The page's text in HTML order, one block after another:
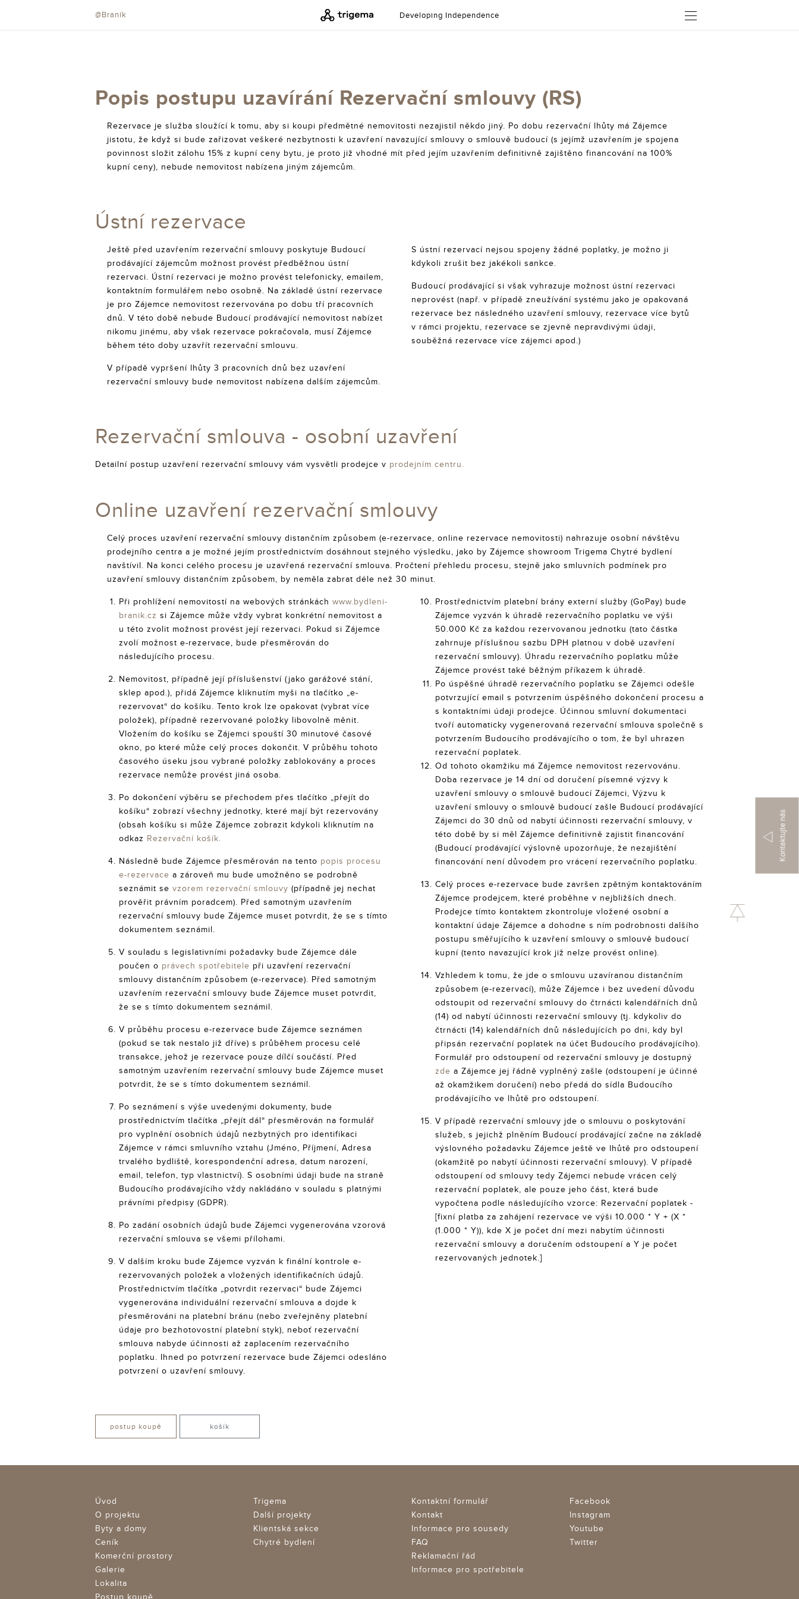
@Braník Developing Independence OTEVŘÍT
Kontaktujte nás
Popis postupu uzavírání Rezervační smlouvy (RS)
Rezervace je služba sloužící k tomu, aby si koupi předmětné nemovitosti nezajistil někdo jiný. Po dobu rezervační lhůty má Zájemce
jistotu, že když si bude zařizovat veškeré nezbytnosti k uzavření navazující smlouvy o smlouvě budoucí (s jejímž uzavřením je spojena
povinnost složit zálohu 15% z kupní ceny bytu, je proto již vhodné mít před jejím uzavřením definitivně zajištěno financování na 100%
kupní ceny), nebude nemovitost nabízena jiným zájemcům.
Ústní rezervace
Ještě před uzavřením rezervační smlouvy poskytuje Budoucí
prodávající zájemcům možnost provést předběžnou ústní
rezervaci. Ústní rezervaci je možno provést telefonicky, emailem,
kontaktním formulářem nebo osobně. Na základě ústní rezervace
je pro Zájemce nemovitost rezervována po dobu tří pracovních
dnů. V této době nebude Budoucí prodávající nemovitost nabízet
nikomu jinému, aby však rezervace pokračovala, musí Zájemce
během této doby uzavřít rezervační smlouvu.
V případě vypršení lhůty 3 pracovních dnů bez uzavření
rezervační smlouvy bude nemovitost nabízena dalším zájemcům.
S ústní rezervací nejsou spojeny žádné poplatky, je možno ji
kdykoli zrušit bez jakékoli sankce.
Budoucí prodávající si však vyhrazuje možnost ústní rezervaci
neprovést (např. v případě zneužívání systému jako je opakovaná
rezervace bez následného uzavření smlouvy, rezervace více bytů
v rámci projektu, rezervace se zjevně nepravdivými údaji,
souběžná rezervace více zájemci apod.)
Rezervační smlouva - osobní uzavření
Detailní postup uzavření rezervační smlouvy vám vysvětli prodejce v prodejním centru.
Online uzavření rezervační smlouvy
Celý proces uzavření rezervační smlouvy distančním způsobem (e-rezervace, online rezervace nemovitosti) nahrazuje osobní návštěvu
prodejního centra a je možné jejím prostřednictvím dosáhnout stejného výsledku, jako by Zájemce showroom Trigema Chytré bydlení
navštívil. Na konci celého procesu je uzavřená rezervační smlouva. Pročtení přehledu procesu, stejně jako smluvních podmínek pro
uzavření smlouvy distančním způsobem, by neměla zabrat déle než 30 minut.
Při prohlížení nemovitostí na webových stránkách www.bydleni-
branik.cz si Zájemce může vždy vybrat konkrétní nemovitost a
u této zvolit možnost provést její rezervaci. Pokud si Zájemce
zvolí možnost e-rezervace, bude přesměrován do
následujícího procesu.
Nemovitost, případně její příslušenství (jako garážové stání,
sklep apod.), přidá Zájemce kliknutím myši na tlačítko „e-
rezervovat“ do košíku. Tento krok lze opakovat (vybrat více
položek), případně rezervované položky libovolně měnit.
Vložením do košíku se Zájemci spouští 30 minutové časové
okno, po které může celý proces dokončit. V průběhu tohoto
časového úseku jsou vybrané položky zablokovány a proces
rezervace nemůže provést jiná osoba.
Po dokončení výběru se přechodem přes tlačítko „přejít do
košíku“ zobrazí všechny jednotky, které mají být rezervovány
(obsah košíku si může Zájemce zobrazit kdykoli kliknutím na
odkaz Rezervační košík.
Následně bude Zájemce přesměrován na tento popis procesu
e-rezervace a zároveň mu bude umožněno se podrobně
seznámit se vzorem rezervační smlouvy (případně jej nechat
prověřit právním poradcem). Před samotným uzavřením
rezervační smlouvy bude Zájemce muset potvrdit, že se s tímto
dokumentem seznámil.
V souladu s legislativními požadavky bude Zájemce dále
poučen o právech spotřebitele při uzavření rezervační
smlouvy distančním způsobem (e-rezervace). Před samotným
uzavřením rezervační smlouvy bude Zájemce muset potvrdit,
že se s tímto dokumentem seznámil.
V průběhu procesu e-rezervace bude Zájemce seznámen
(pokud se tak nestalo již dříve) s průběhem procesu celé
transakce, jehož je rezervace pouze dílčí součástí. Před
samotným uzavřením rezervační smlouvy bude Zájemce muset
potvrdit, že se s tímto dokumentem seznámil.
Po seznámení s výše uvedenými dokumenty, bude
prostřednictvím tlačítka „přejít dál“ přesměrován na formulář
pro vyplnění osobních údajů nezbytných pro identifikaci
Zájemce v rámci smluvního vztahu (Jméno, Příjmení, Adresa
trvalého bydliště, korespondenční adresa, datum narození,
email, telefon, typ vlastnictví). S osobními údaji bude na straně
Budoucího prodávajícího vždy nakládáno v souladu s platnými
právními předpisy (GDPR).
Po zadání osobních údajů bude Zájemci vygenerována vzorová
rezervační smlouva se všemi přílohami.
V dalším kroku bude Zájemce vyzván k finální kontrole e-
rezervovaných položek a vložených identifikačních údajů.
Prostřednictvím tlačítka „potvrdit rezervaci“ bude Zájemci
vygenerována individuální rezervační smlouva a dojde k
přesměrováni na platební bránu (nebo zveřejněny platební
údaje pro bezhotovostní platební styk), neboť rezervační
smlouva nabyde účinnosti až zaplacením rezervačního
poplatku. Ihned po potvrzení rezervace bude Zájemci odesláno
potvrzení o uzavření smlouvy.
Prostřednictvím platební brány externí služby (GoPay) bude
Zájemce vyzván k úhradě rezervačního poplatku ve výši
50.000 Kč za každou rezervovanou jednotku (tato částka
zahrnuje příslušnou sazbu DPH platnou v době uzavření
rezervační smlouvy). Úhradu rezervačního poplatku může
Zájemce provést také běžným příkazem k úhradě.
Po úspěšné úhradě rezervačního poplatku se Zájemci odešle
potvrzující email s potvrzením úspěšného dokončení procesu a
s kontaktními údaji prodejce. Účinnou smluvní dokumentaci
tvoří automaticky vygenerovaná rezervační smlouva společně s
potvrzením Budoucího prodávajícího o tom, že byl uhrazen
rezervační poplatek.
Od tohoto okamžiku má Zájemce nemovitost rezervovánu.
Doba rezervace je 14 dní od doručení písemné výzvy k
uzavření smlouvy o smlouvě budoucí Zájemci, Výzvu k
uzavření smlouvy o smlouvě budoucí zašle Budoucí prodávající
Zájemci do 30 dnů od nabytí účinnosti rezervační smlouvy, v
této době by si měl Zájemce definitivně zajistit financování
(Budoucí prodávající výslovně upozorňuje, že nezajištění
financování není důvodem pro vrácení rezervačního poplatku.
Celý proces e-rezervace bude završen zpětným kontaktováním
Zájemce prodejcem, které proběhne v nejbližších dnech.
Prodejce tímto kontaktem zkontroluje vložené osobní a
kontaktní údaje Zájemce a dohodne s ním podrobnosti dalšího
postupu směřujícího k uzavření smlouvy o smlouvě budoucí
kupní (tento navazující krok již nelze provést online).
Vzhledem k tomu, že jde o smlouvu uzavíranou distančním
způsobem (e-rezervací), může Zájemce i bez uvedení důvodu
odstoupit od rezervační smlouvy do čtrnácti kalendářních dnů
(14) od nabytí účinnosti rezervační smlouvy (tj. kdykoliv do
čtrnácti (14) kalendářních dnů následujících po dni, kdy byl
připsán rezervační poplatek na účet Budoucího prodávajícího).
Formulář pro odstoupení od rezervační smlouvy je dostupný
zde a Zájemce jej řádně vyplněný zašle (odstoupení je účinné
až okamžikem doručení) nebo předá do sídla Budoucího
prodávajícího ve lhůtě pro odstoupení.
V případě rezervační smlouvy jde o smlouvu o poskytování
služeb, s jejichž plněním Budoucí prodávající začne na základě
výslovného požadavku Zájemce ještě ve lhůtě pro odstoupení
(okamžitě po nabytí účinnosti rezervační smlouvy). V případě
odstoupení od smlouvy tedy Zájemci nebude vrácen celý
rezervační poplatek, ale pouze jeho část, která bude
vypočtena podle následujícího vzorce: Rezervační poplatek -
[fixní platba za zahájení rezervace ve výši 10.000 * Y + (X *
(1.000 * Y)), kde X je počet dní mezi nabytím účinnosti
rezervační smlouvy a doručením odstoupení a Y je počet
rezervovaných jednotek.]
postup koupě košík
Úvod
O projektu
Byty a domy
Ceník
Komerční prostory
Galerie
Lokalita
Trigema
Další projekty
Klientská sekce
Chytré bydlení
Kontaktní formulář
Kontakt
Informace pro sousedy
FAQ
Reklamační řád
Informace pro spotřebitele
Facebook
Instagram
Youtube
Twitter